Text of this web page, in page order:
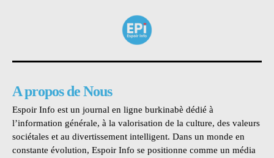
A propos de Nous
Espoir Info est un journal en ligne burkinabè dédié à
l’information générale, à la valorisation de la culture, des valeurs
sociétales et au divertissement intelligent. Dans un monde en
constante évolution, Espoir Info se positionne comme un média